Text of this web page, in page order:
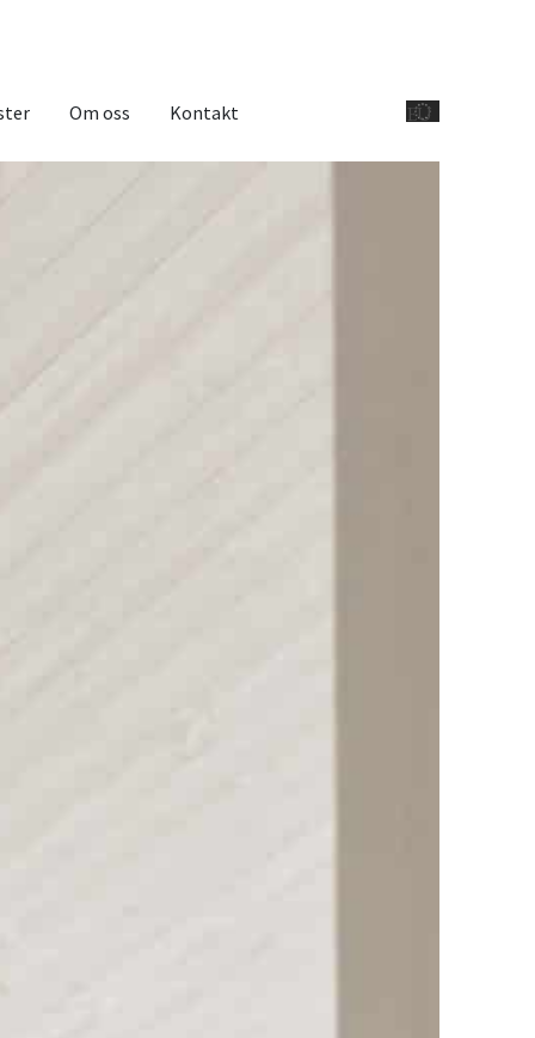
Om oss Kontakt EU